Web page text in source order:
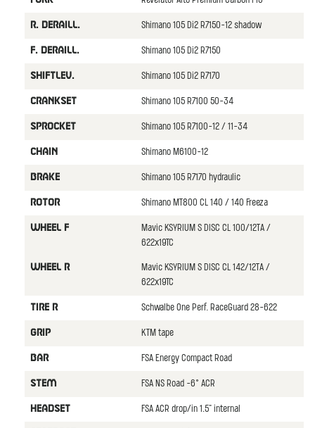
R. DERAILL. Shimano 105 Di2 R7150-12 shadow
F. DERAILL. Shimano 105 Di2 R7150
SHIFTLEV. Shimano 105 Di2 R7170
CRANKSET Shimano 105 R7100 50-34
SPROCKET Shimano 105 R7100-12 / 11-34
CHAIN Shimano M6100-12
BRAKE Shimano 105 R7170 hydraulic
ROTOR Shimano MT800 CL 140 / 140 Freeza
WHEEL F
Mavic KSYRIUM S DISC CL 100/12TA /
622x19TC
WHEEL R
Mavic KSYRIUM S DISC CL 142/12TA /
622x19TC
TIRE R Schwalbe One Perf. RaceGuard 28-622
GRIP KTM tape
BAR FSA Energy Compact Road
STEM FSA NS Road -6° ACR
HEADSET FSA ACR drop/in 1.5" internal